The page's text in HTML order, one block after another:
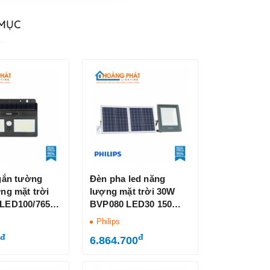
tường
mặt trời
765
đ
Đèn pha led năng
lượng mặt trời 30W
BVP080 LED30 150
Philips IP66
Philips
6.864.700đ